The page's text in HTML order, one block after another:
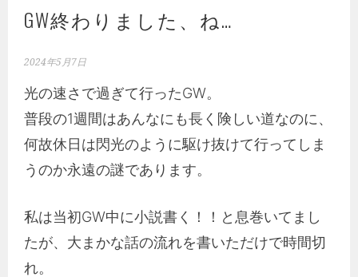
GW終わりました、ね…
2024年5月7日
光の速さで過ぎて行ったGW。
普段の1週間はあんなにも長く険しい道なのに、
何故休日は閃光のように駆け抜けて行ってしま
うのか永遠の謎であります。
私は当初GW中に小説書く！！と息巻いてまし
たが、大まかな話の流れを書いただけで時間切
れ。